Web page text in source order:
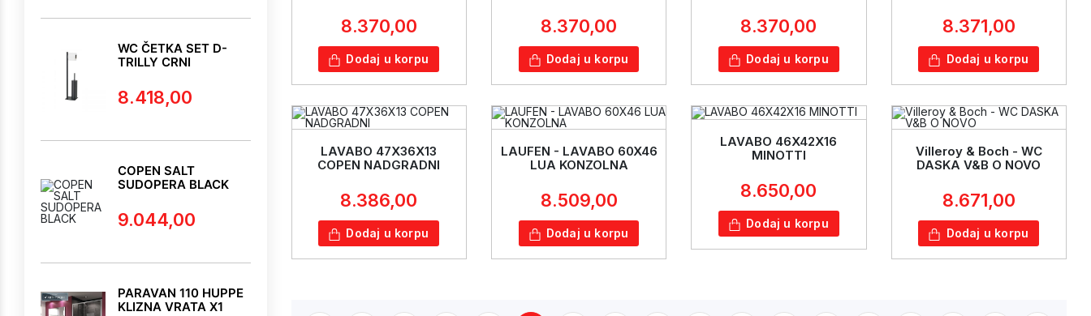
WC ČETKA SET D-
TRILLY CRNI
8.418,00
COPEN SALT
SUDOPERA BLACK
9.044,00
PARAVAN 110 HUPPE
KLIZNA VRATA X1
8.370,00
Dodaj u korpu
8.370,00
Dodaj u korpu
8.370,00
Dodaj u korpu
8.371,00
Dodaj u korpu
LAVABO 47X36X13
COPEN NADGRADNI
8.386,00
Dodaj u korpu
LAUFEN - LAVABO 60X46
LUA KONZOLNA
8.509,00
Dodaj u korpu
LAVABO 46X42X16
MINOTTI
8.650,00
Dodaj u korpu
Villeroy & Boch - WC
DASKA V&B O NOVO
8.671,00
Dodaj u korpu